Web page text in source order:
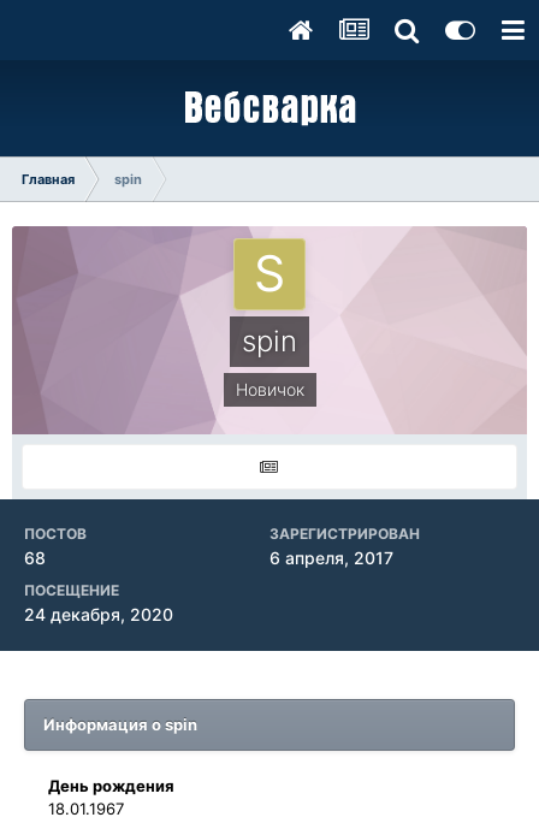
Главная spin
spin
Новичок
ПОСТОВ
68
ЗАРЕГИСТРИРОВАН
6 апреля, 2017
ПОСЕЩЕНИЕ
24 декабря, 2020
Информация о spin
День рождения
18.01.1967